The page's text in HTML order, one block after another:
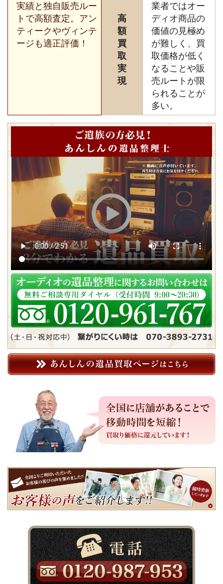
実績と独自販売ルー
トで高額査定。アン
ティークやヴィンテ
ージも適正評価！
高
額
買
取
実
現
業者ではオー
ディオ商品の
価値の見極め
が難しく、買
取価格が低く
なることや販
売ルートが限
られることが
多い。